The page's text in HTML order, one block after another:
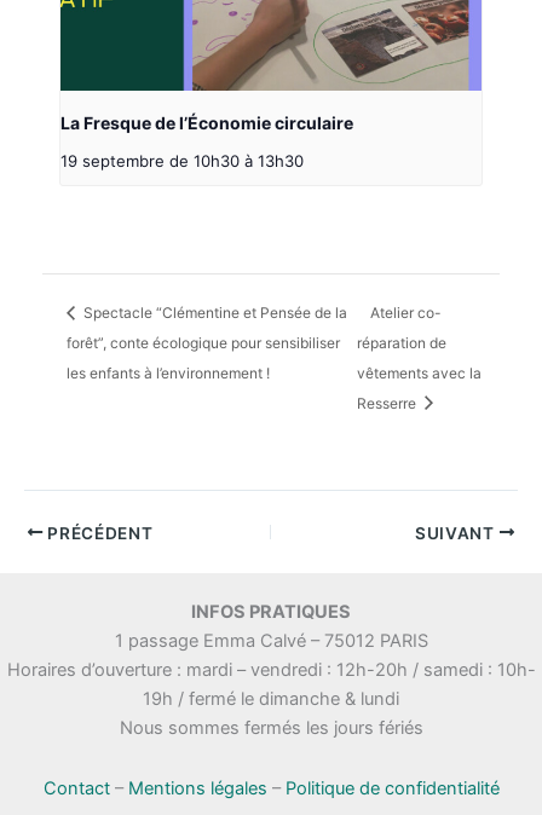
La Fresque de l’Économie circulaire
19 septembre de 10h30 à 13h30
Spectacle “Clémentine et Pensée de la
forêt”, conte écologique pour sensibiliser
les enfants à l’environnement !
Atelier co-
réparation de
vêtements avec la
Resserre
PRÉCÉDENT SUIVANT
INFOS PRATIQUES
1 passage Emma Calvé – 75012 PARIS
Horaires d’ouverture : mardi – vendredi : 12h-20h / samedi : 10h-
19h / fermé le dimanche & lundi
Nous sommes fermés les jours fériés
Contact– Mentions légales – Politique de confidentialité